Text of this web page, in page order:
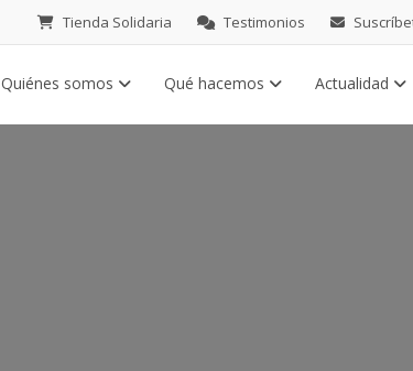
Tienda Solidaria Testimonios
Quiénes somos Qué hacemos Actualidad